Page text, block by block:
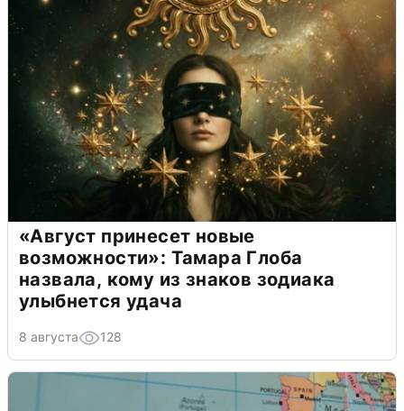
«Август принесет новые
возможности»: Тамара Глоба
назвала, кому из знаков зодиака
улыбнется удача
8 августа 128